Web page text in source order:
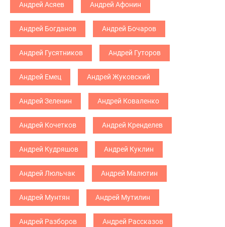
Андрей Асяев Андрей Афонин
Андрей Богданов Андрей Бочаров
Андрей Гусятников Андрей Гуторов
Андрей Емец Андрей Жуковский
Андрей Зеленин Андрей Коваленко
Андрей Кочетков Андрей Кренделев
Андрей Кудряшов Андрей Куклин
Андрей Люльчак Андрей Малютин
Андрей Мунтян Андрей Мутилин
Андрей Разборов Андрей Рассказов